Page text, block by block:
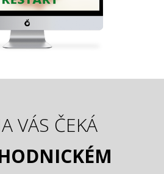
VÁS ČEKÁ